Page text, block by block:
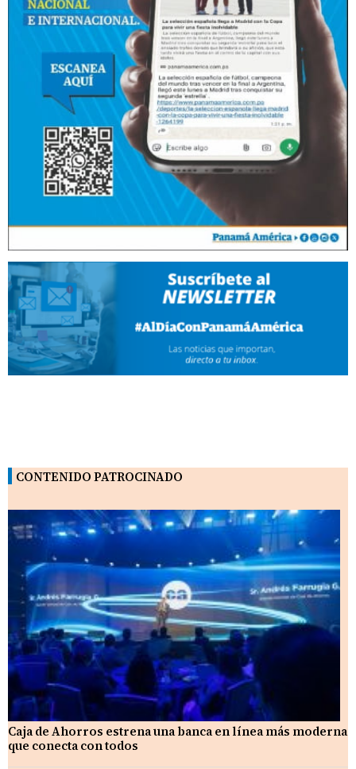
CONTENIDO PATROCINADO
Caja de Ahorros estrena una banca en línea más moderna
que conecta con todos